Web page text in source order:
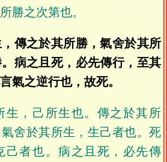
勝之次第也。
傳之於其所勝，氣舍於其所
病之且死，必先傳行，至其
氣之逆行也，故死。
生，己所生也。傳之於其所
舍於其所生，生己者也。死
己者也。病之且死，必先傳